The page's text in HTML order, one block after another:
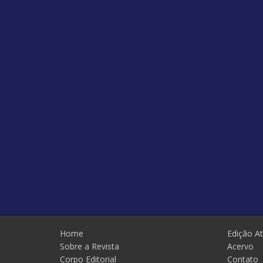
Home
Sobre a Revista
Corpo Editorial
Edição
Acervo
Contato